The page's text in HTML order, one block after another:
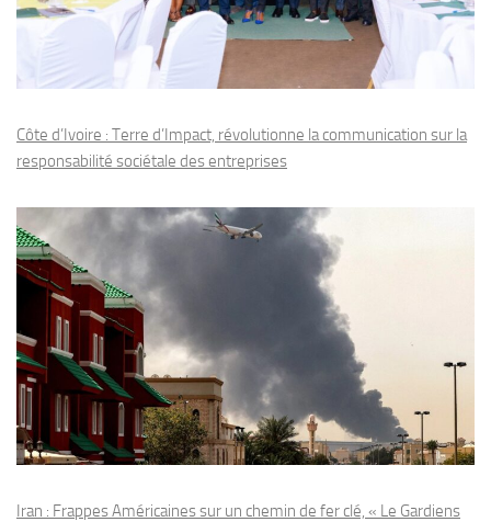
Côte d’Ivoire : Terre d’Impact, révolutionne la communication sur la
responsabilité sociétale des entreprises
Iran : Frappes Américaines sur un chemin de fer clé, « Le Gardiens